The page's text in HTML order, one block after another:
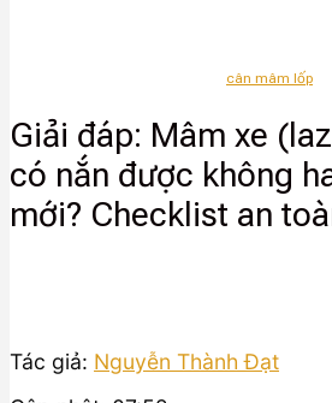
cân mâm lốp
Giải đáp: Mâm xe
có nắn được không
mới? Checklist an
Tác giả: Nguyễn Thành Đạt